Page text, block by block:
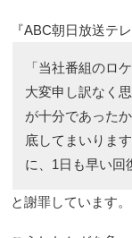
『ABC朝日放送テ
「当社番組のロ
大変申し訳なく
が十分であった
底してまいりま
に、1日も早い回
と謝罪しています。